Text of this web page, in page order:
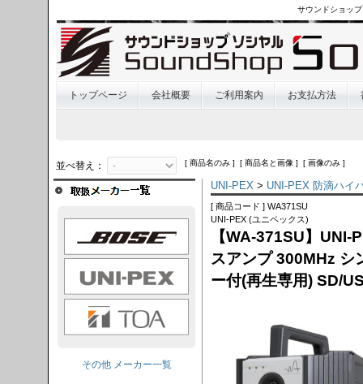
サウンドショッ
トップページ 会社概要 ご利用案内 お支払方法
並べ替え： [ 商品名のみ ] [ 商品名と画像 ] [ 画像のみ ]
UNI-PEX > UNI-PEX 防滴ハイ
[ 商品コード ] WA371SU
UNI-PEX (ユニペックス)
【WA-371SU】UNI-
スアンプ 300MHz シ
ー付(再生専用) SD/
その他 メーカー一覧